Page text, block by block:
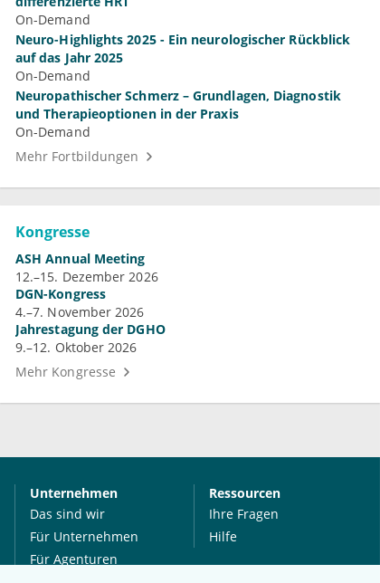
On-Demand
Neuro-Highlights 2025 - Ein neurologischer Rückblick
auf das Jahr 2025
On-Demand
Neuropathischer Schmerz – Grundlagen, Diagnostik
und Therapieoptionen in der Praxis
On-Demand
Mehr Fortbildungen
Kongresse
ASH Annual Meeting
12.–15. Dezember 2026
DGN-Kongress
4.–7. November 2026
Jahrestagung der DGHO
9.–12. Oktober 2026
Mehr Kongresse
Unternehmen
Das sind wir
Für Unternehmen
Für Agenturen
Ressourcen
Ihre Fragen
Hilfe